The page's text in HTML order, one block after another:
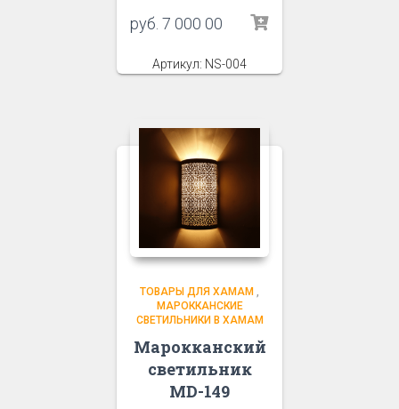
руб. 7 000 00
Артикул: NS-004
ТОВАРЫ ДЛЯ ХАМАМ
МАРОККАНСКИЕ
СВЕТИЛЬНИКИ В ХАМАМ
Марокканский
светильник
MD-149